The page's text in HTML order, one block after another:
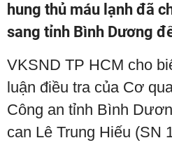
hung thủ máu lạnh đã
sang tỉnh Bình Dương
VKSND TP HCM cho
luận điều tra của Cơ
Công an tỉnh Bình
can Lê Trung Hiếu (SN